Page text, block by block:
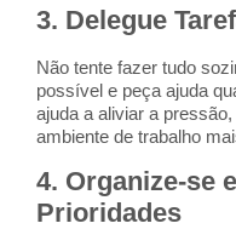
3. Delegue
Não tente fazer tudo
possível e peça ajuda
ajuda a aliviar a
ambiente de trabalho
4. Organize-se
Prioridades